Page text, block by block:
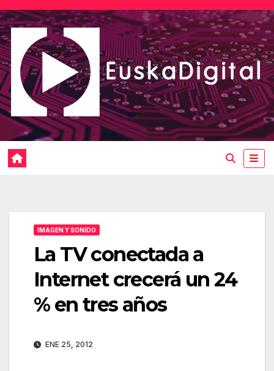
Saltar
al
contenido
IMAGEN Y SONIDO
La TV conectada a
Internet crecerá un 24
% en tres años
ENE 25, 2012